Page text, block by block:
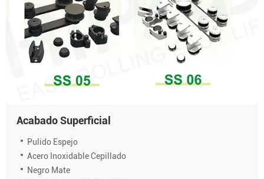
Acabado Superficial
Pulido Espejo
Acero Inoxidable Cepillado
Negro Mate